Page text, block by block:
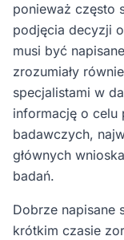
ponieważ często
podjęcia decyzji
musi być
zrozumiały
specjalistami w
informację o celu
badawczych,
głównych
badań.
Dobrze napisane
krótkim czasie